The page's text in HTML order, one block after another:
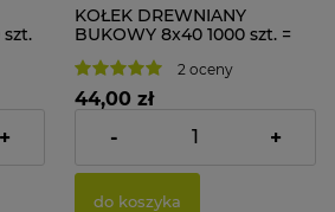
szt.
zł
+
KOŁEK DREWNIANY
BUKOWY 8x40 1000 szt. =
2 oceny
44,00 zł
Cena netto: 35,77 zł
- +
do koszyka